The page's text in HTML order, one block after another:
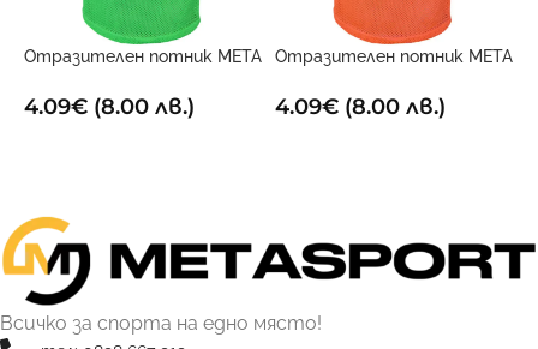
Отразителен потник META
4.09€ (8.00 лв.)
Отразителен потник META
4.09€(8.00 лв.)
Всичко за спорта на едно място!